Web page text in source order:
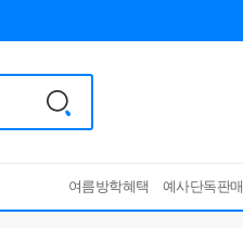
여름방학혜택 예사단독판매